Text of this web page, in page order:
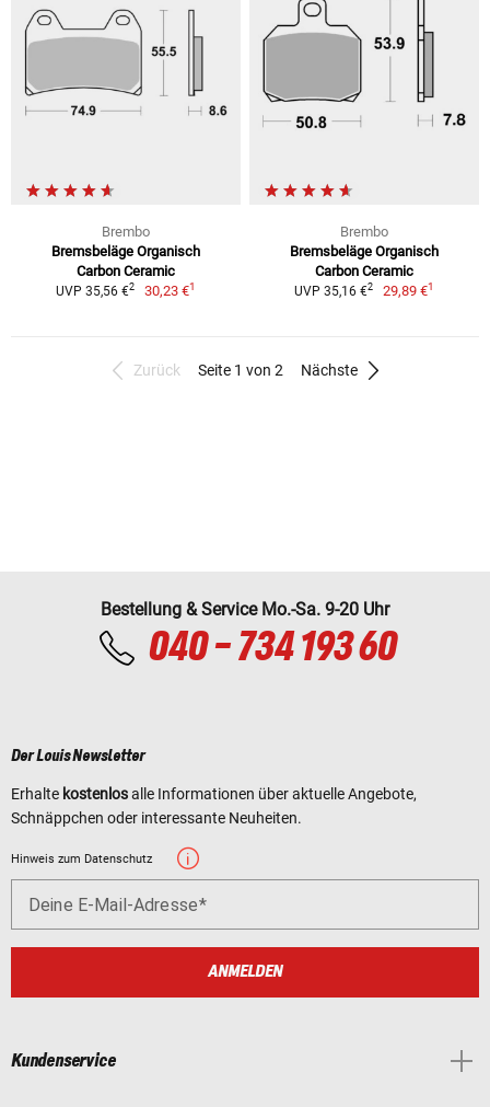
Brembo
Bremsbeläge Organisch
Carbon Ceramic
UVP 35,56 €2 30,23 €1
Brembo
Bremsbeläge Organisch
Carbon Ceramic
UVP 35,16 €2 29,89 €1
Zurück Seite 1 von 2 Nächste
Bestellung & Service Mo.-Sa. 9-20 Uhr
040 - 734 193 60
Der Louis Newsletter
Erhalte kostenlosalle Informationen über aktuelle Angebote,
Schnäppchen oder interessante Neuheiten.
Hinweis zum Datenschutz
Deine E-Mail-Adresse
ANMELDEN
Kundenservice